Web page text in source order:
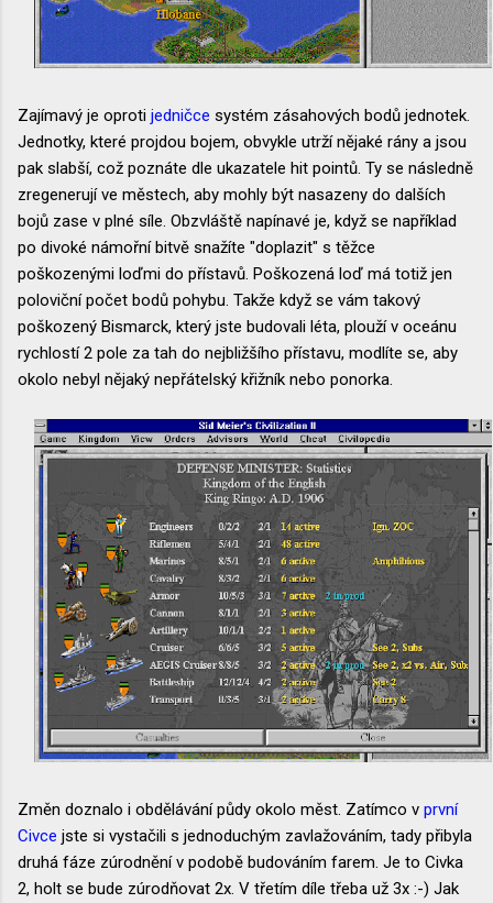
Zajímavý je oproti jedničce systém zásahových bodů jednotek.
Jednotky, které projdou bojem, obvykle utrží nějaké rány a jsou
pak slabší, což poznáte dle ukazatele hit pointů. Ty se následně
zregenerují ve městech, aby mohly být nasazeny do dalších
bojů zase v plné síle. Obzvláště napínavé je, když se například
po divoké námořní bitvě snažíte "doplazit" s těžce
poškozenými loďmi do přístavů. Poškozená loď má totiž jen
poloviční počet bodů pohybu. Takže když se vám takový
poškozený Bismarck, který jste budovali léta, plouží v oceánu
rychlostí 2 pole za tah do nejbližšího přístavu, modlíte se, aby
okolo nebyl nějaký nepřátelský křižník nebo ponorka.
Změn doznalo i obdělávání půdy okolo měst. Zatímco v první
Civce jste si vystačili s jednoduchým zavlažováním, tady přibyla
druhá fáze zúrodnění v podobě budováním farem. Je to Civka
2, holt se bude zúrodňovat 2x. V třetím díle třeba už 3x :-) Jak